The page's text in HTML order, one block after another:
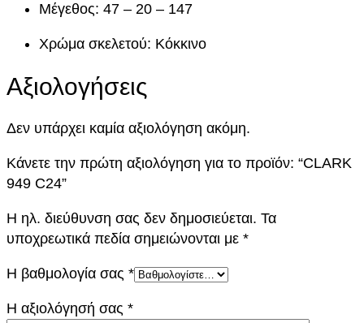
α
Μέγεθος: 47 – 20 – 147
Χρώμα σκελετού: Κόκκινο
Αξιολογήσεις
Δεν υπάρχει καμία αξιολόγηση ακόμη.
Κάνετε την πρώτη αξιολόγηση για το προϊόν: “CLARK
949 C24”
Η ηλ. διεύθυνση σας δεν δημοσιεύεται. Τα
υποχρεωτικά πεδία σημειώνονται με *
Η βαθμολογία σας *
Η αξιολόγησή σας *